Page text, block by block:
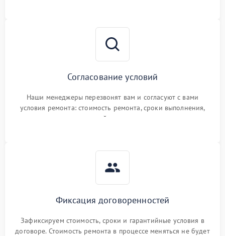
Согласование условий
Наши менеджеры перезвонят вам и согласуют с вами
условия ремонта: стоимость ремонта, сроки выполнения,
гарантийные условия
Фиксация договоренностей
Зафиксируем стоимость, сроки и гарантийные условия в
договоре. Стоимость ремонта в процессе меняться не будет